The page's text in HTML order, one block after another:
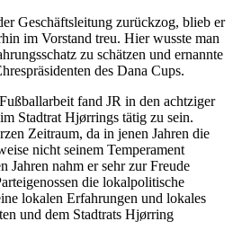
Geschäftsleitung zurückzog, blieb er
im Vorstand treu. Hier wusste man
zu schätzen und ernannte
des Dana Cups.
fand JR in den achtziger
Stadtrat Hjørrings tätig zu sein.
Zeitraum, da in jenen Jahren die
nicht seinem Temperament
Jahren nahm er sehr zur Freude
die lokalpolitische
lokalen Erfahrungen und lokales
und dem Stadtrats Hjørring